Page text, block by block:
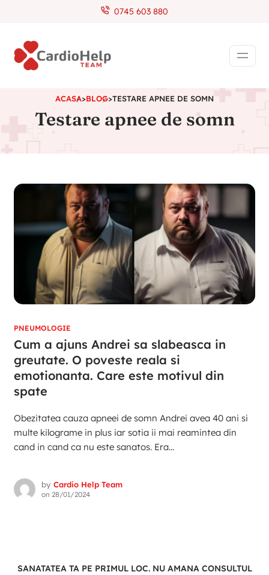
0745 603 880
ACASA>BLOG>TESTARE APNEE DE SOMN
Testare apnee de somn
PNEUMOLOGIE
Cum a ajuns Andrei sa slabeasca in
greutate. O poveste reala si
emotionanta. Care este motivul din
spate
Obezitatea cauza apneei de somn Andrei avea 40 ani si
multe kilograme in plus iar sotia ii mai reamintea din
cand in cand ca nu este sanatos. Era...
by Cardio Help Team
on 28/01/2024
SANATATEA TA PE PRIMUL LOC. NU AMANA CONSULTUL